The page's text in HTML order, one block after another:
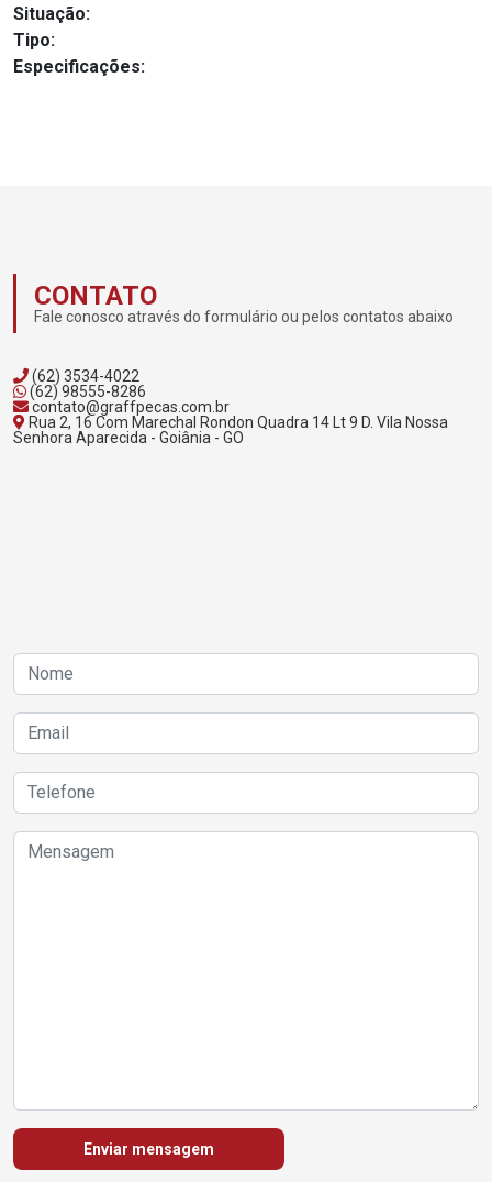
Situação:
Tipo:
Especificações:
CONTATO
Fale conosco através do formulário ou pelos contatos abaixo
(62) 3534-4022
(62) 98555-8286
contato@graffpecas.com.br
Rua 2, 16 Com Marechal Rondon Quadra 14 Lt 9 D. Vila Nossa
Senhora Aparecida - Goiânia - GO